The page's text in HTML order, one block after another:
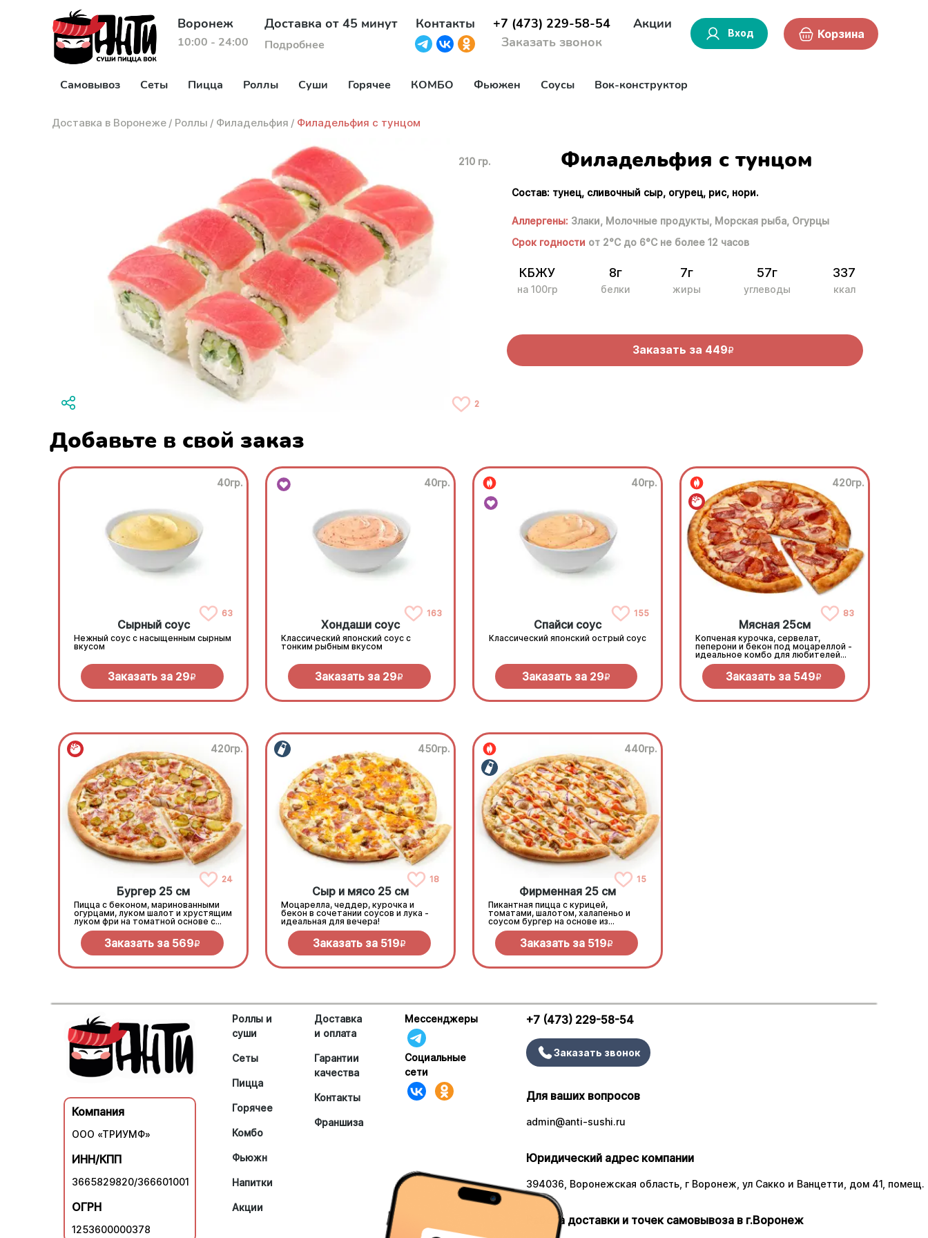
Воронеж
10:00 - 24:00
Доставка от 45 минут
Подробнее
Контакты
+7 (473) 229-58-54
Заказать звонок
Акции
Вход Корзина
Самовывоз Сеты Пицца Роллы Суши Горячее КОМБО Фьюжен Соусы Вок-конструктор
Доставка в Воронеже / Роллы / Филадельфия / Филадельфия с тунцом
210 гр.
2
Филадельфия с тунцом
Состав: тунец, сливочный сыр, огурец, рис, нори.
Аллергены: Злаки, Молочные продукты, Морская рыба, Огурцы
Срок годности от 2°С до 6°С не более 12 часов
КБЖУ
на 100гр
8г
белки
7г
жиры
57г
углеводы
337
ккал
Заказать за 449R
Добавьте в свой заказ
40гр.
63
Сырный соус
Нежный соус с насыщенным сырным
вкусом
Заказать за 29R
40гр.
163
Хондаши соус
Классический японский соус с
тонким рыбным вкусом
Заказать за 29R
40гр.
155
Спайси соус
Классический японский острый соус
Заказать за 29R
420гр.
83
Мясная 25см
Копченая курочка, сервелат,
пеперони и бекон под моцареллой -
идеальное комбо для любителей
всего мясного!
Заказать за 549R
420гр.
24
Бургер 25 см
Пицца с беконом, маринованными
огурцами, луком шалот и хрустящим
луком фри на томатной основе с
моцареллой.
Заказать за 569R
450гр.
18
Сыр и мясо 25 см
Моцарелла, чеддер, курочка и
бекон в сочетании соусов и лука -
идеальная для вечера!
Заказать за 519R
440гр.
15
Фирменная 25 см
Пикантная пицца с курицей,
томатами, шалотом, халапеньо и
соусом бургер на основе из
сливочного соуса и моцареллы.
Заказать за 519R
Компания
ООО «ТРИУМФ»
ИНН/КПП
3665829820/366601001
ОГРН
1253600000378
Роллы и
суши
Сеты
Пицца
Горячее
Комбо
Фьюжн
Напитки
Акции
Доставка
и оплата
Гарантии
качества
Контакты
Франшиза
Мессенджеры
Социальные
сети
+7 (473) 229-58-54
Заказать звонок
Для ваших вопросов
admin@anti-sushi.ru
Юридический адрес компании
394036, Воронежская область, г Воронеж, ул Сакко и Ванцетти, дом 41, помещ.
Работа доставки и точек самовывоза в г.Воронеж